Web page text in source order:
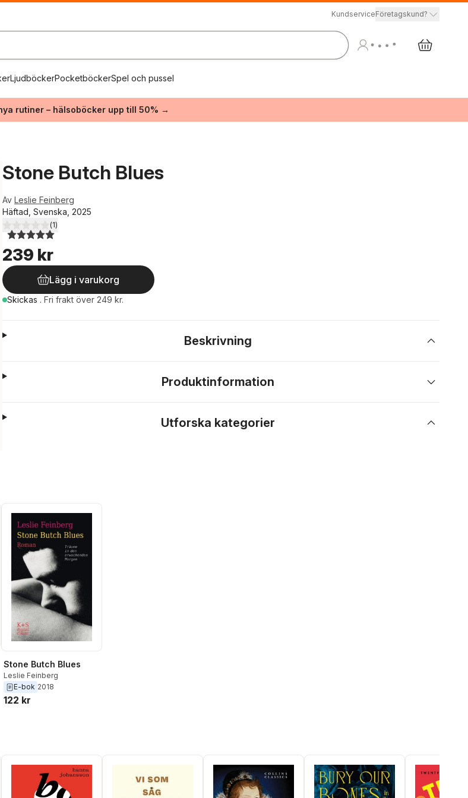
KundserviceFöretagskund?
LjudböckerPocketböckerSpel och pussel
rutiner – hälsoböcker upp till 50% →
Stone Butch Blues
Av Leslie Feinberg
Häftad, Svenska, 2025
5,0utav 5 stjärnor. Totalt antal röster:
(1)
239 kr
Lägg i varukorg
Skickas . Fri frakt över 249 kr.
Beskrivning
Produktinformation
Utforska kategorier
Stone Butch Blues
Leslie Feinberg
E-bok 2018
122 kr